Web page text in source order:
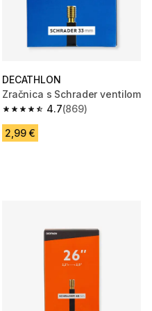
DECATHLON
Zračnica s Schrader ventilom
4.7
4.7 od 5 zvezdic from 869
(869)
2,99 €